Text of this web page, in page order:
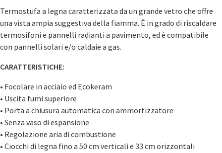
Termostufa a legna caratterizzata da un grande vetro che offre
una vista ampia suggestiva della fiamma. È in grado di riscaldare
termosifoni e pannelli radianti a pavimento, ed è compatibile
con pannelli solari e/o caldaie a gas.
CARATTERISTICHE:
• Focolare in acciaio ed Ecokeram
• Uscita fumi superiore
• Porta a chiusura automatica con ammortizzatore
• Senza vaso di espansione
• Regolazione aria di combustione
• Ciocchi di legna fino a 50 cm verticali e 33 cm orizzontali